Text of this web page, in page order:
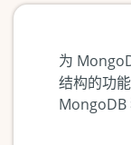
为
结构的功
MongoDB